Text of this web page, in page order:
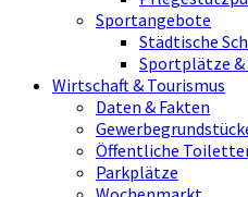
Sportangebote
Städtische
Sportplätze
Wirtschaft & Tourismus
Daten & Fakten
Öffentliche
Parkplätze